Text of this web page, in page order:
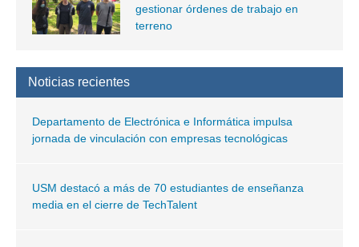
gestionar órdenes de trabajo en
terreno
Noticias recientes
Departamento de Electrónica e Informática impulsa
jornada de vinculación con empresas tecnológicas
USM destacó a más de 70 estudiantes de enseñanza
media en el cierre de TechTalent